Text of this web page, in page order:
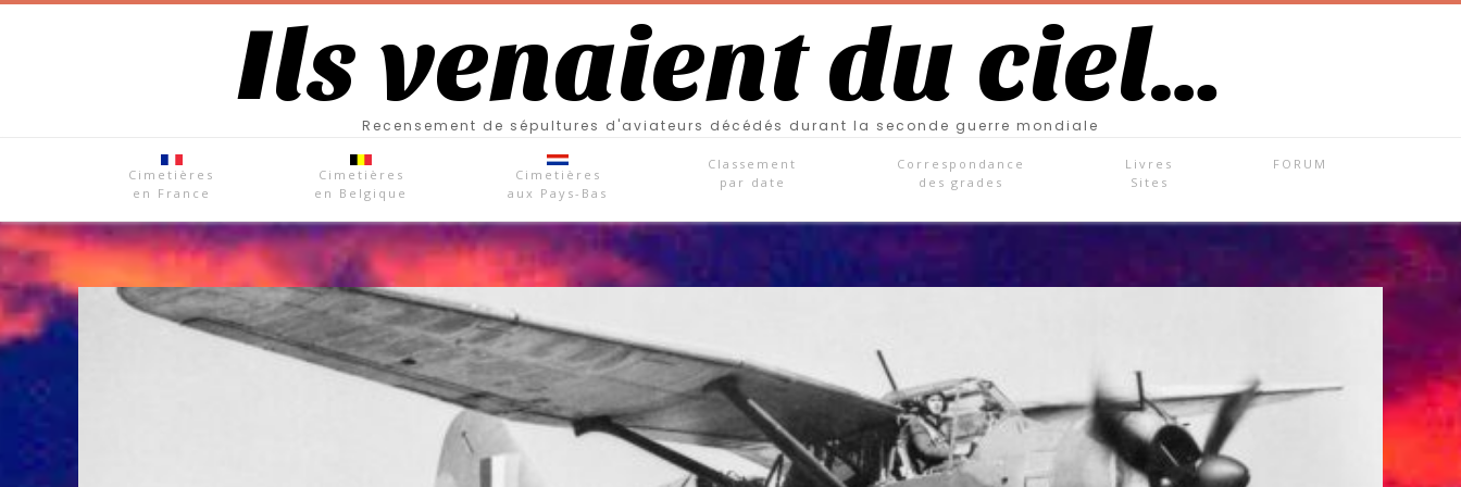
Ils venaient du ciel…
Recensement de sépultures d'aviateurs décédés durant la seconde guerre mondiale
Cimetières
en France
Cimetières
en Belgique
Cimetières
aux Pays-Bas
Classement
par date
Correspondance
des grades
Livres
Sites
FORUM